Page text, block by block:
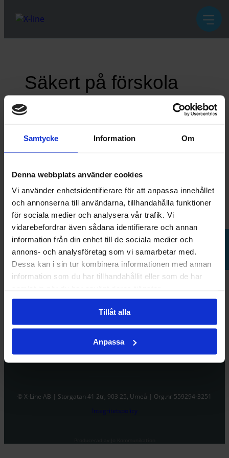
Samtycke Information Om
Denna webbplats använder cookies
Vi använder enhetsidentifierare för att anpassa innehållet
och annonserna till användarna, tillhandahålla funktioner
för sociala medier och analysera vår trafik. Vi
vidarebefordrar även sådana identifierare och annan
information från din enhet till de sociala medier och
annons- och analysföretag som vi samarbetar med.
Dessa kan i sin tur kombinera informationen med annan
information som du har tillhandahållit eller som de har
Tillåt alla
Anpassa
Säkert på förskola
Mycket trevlig utförande av vår partner Profil-
Skräddarsydda nät efter en #Faro-
skannerundersökning och vackert utförd av
En stor framgång, tack till alla partners och
våra kunder för förtroendet.
© X-Line AB | Storgatan 41 2tr, 903 25, Umeå | Org.nr 559294-3251
Integritetspolicy